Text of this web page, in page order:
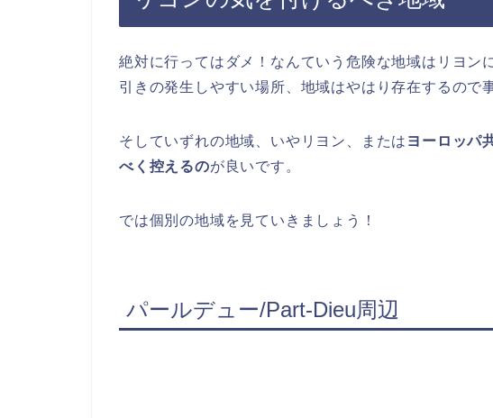
絶対に行ってはダメ！なんていう危険な地域はリヨン
引きの発生しやすい場所、地域はやはり存在するので
そしていずれの地域、いやリヨン、または ヨーロッパ
べく控えるのが良いです。
では個別の地域を見ていきましょう！
パールデュー/Part-Dieu周辺